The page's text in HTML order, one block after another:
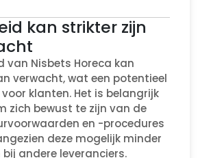
kan strikter zijn
van Nisbets Horeca kan
verwacht, wat een potentieel
klanten. Het is belangrijk
zich bewust te zijn van de
en -procedures
deze mogelijk minder
andere leveranciers.